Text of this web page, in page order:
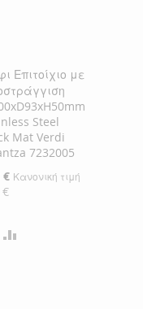
Επιτοίχιο με
Steel
Mat Verdi
7232005
€ Κανονική τιμή
€